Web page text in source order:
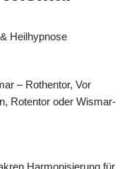
Heilhypnose
– Rothentor, Vor
Rotentor oder Wismar-
Harmonisierung für